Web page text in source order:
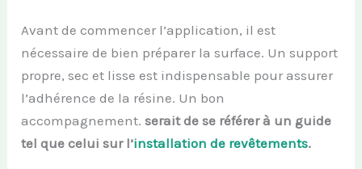
Avant de commencer l’application, il est
nécessaire de bien préparer la surface. Un support
propre, sec et lisse est indispensable pour assurer
l’adhérence de la résine. Un bon
accompagnement. serait de se référer à un guide
tel que celui sur l’installation de revêtements.